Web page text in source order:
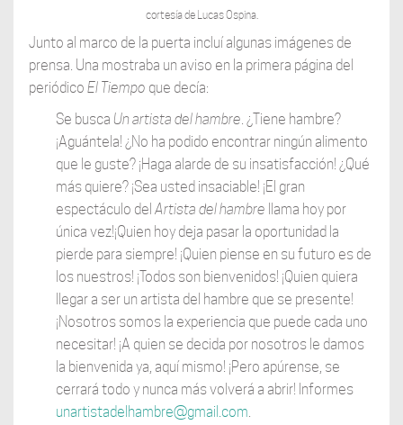
cortesía de Lucas Ospina.
Junto al marco de la puerta incluí algunas imágenes de
prensa. Una mostraba un aviso en la primera página del
periódico El Tiempo que decía:
Se busca Un artista del hambre. ¿Tiene hambre?
¡Aguántela! ¿No ha podido encontrar ningún alimento
que le guste? ¡Haga alarde de su insatisfacción! ¿Qué
más quiere? ¡Sea usted insaciable! ¡El gran
espectáculo del Artista del hambre llama hoy por
única vez!¡Quien hoy deja pasar la oportunidad la
pierde para siempre! ¡Quien piense en su futuro es de
los nuestros! ¡Todos son bienvenidos! ¡Quien quiera
llegar a ser un artista del hambre que se presente!
¡Nosotros somos la experiencia que puede cada uno
necesitar! ¡A quien se decida por nosotros le damos
la bienvenida ya, aquí mismo! ¡Pero apúrense, se
cerrará todo y nunca más volverá a abrir! Informes
unartistadelhambre@gmail.com.